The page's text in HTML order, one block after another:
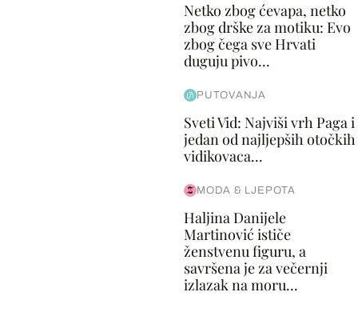
Netko zbog ćevapa, netko
zbog drške za motiku: Evo
zbog čega sve Hrvati
duguju pivo...
PUTOVANJA
Sveti Vid: Najviši vrh Paga i
jedan od najljepših otočkih
vidikovaca...
MODA & LJEPOTA
Haljina Danijele
Martinović ističe
ženstvenu figuru, a
savršena je za večernji
izlazak na moru...